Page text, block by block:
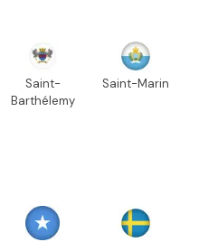
Saint-
Barthélemy
Saint-Marin